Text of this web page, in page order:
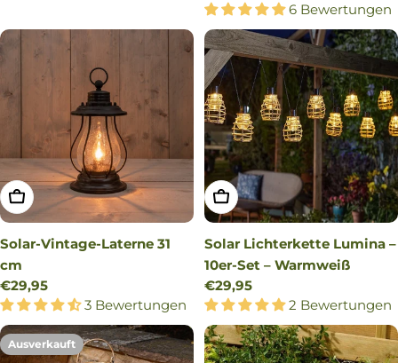
Preis
6 Bewertungen
IN DEN WARENKORB LEGEN
Solar-Vintage-Laterne 31
cm
Regulärer
Preis
€29,95
3 Bewertungen
IN DEN WARENKORB
Solar Lichterkette Lumina –
10er-Set – Warmweiß
Regulärer
Preis
€29,95
2 Bewertungen
Ausverkauft